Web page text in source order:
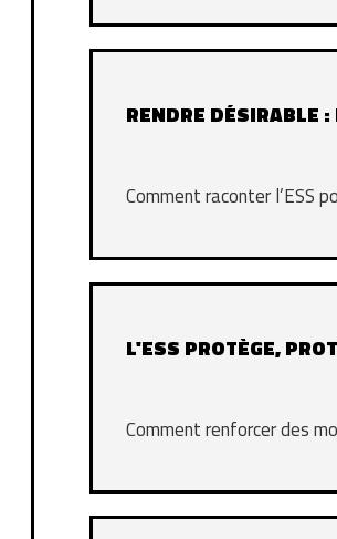
RENDRE DÉSIRABLE
Comment raconter l’ESS
L'ESS PROTÈGE,
Comment renforcer des